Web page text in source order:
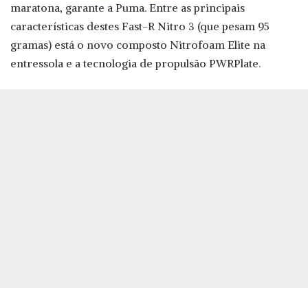
maratona, garante a Puma. Entre as principais
características destes Fast-R Nitro 3 (que pesam 95
gramas) está o novo composto Nitrofoam Elite na
entressola e a tecnologia de propulsão PWRPlate.